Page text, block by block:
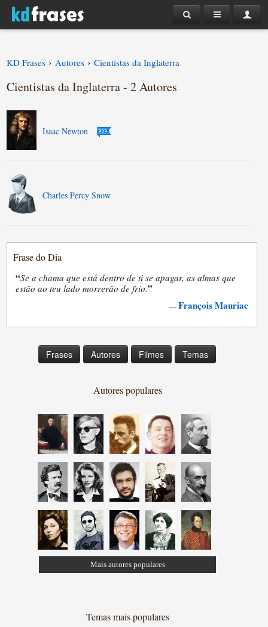
KD Frases › Autores › Cientistas da Inglaterra
Cientistas da Inglaterra - 2 Autores
Isaac Newton
Charles Percy Snow
Frase do Dia
“Se a chama que está dentro de ti se apagar, as almas que
estão ao teu lado morrerão de frio.”
—François Mauriac
Frases Autores Filmes Temas
Autores populares
Mais autores populares
Temas mais populares